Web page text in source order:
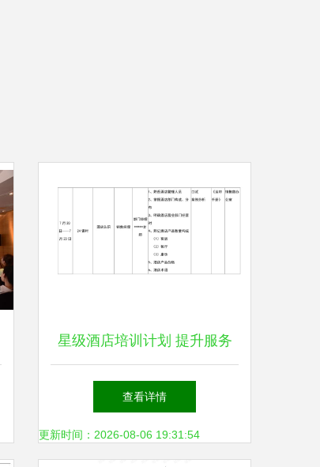
星级酒店培训计划 提升服务
质量与酒店管理的全面指南
查看详情
更新时间：2026-08-06 19:31:54